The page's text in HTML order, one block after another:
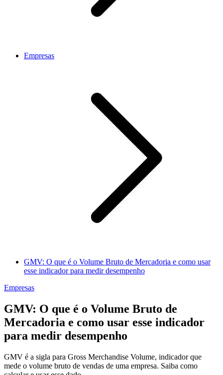
Empresas
GMV: O que é o Volume Bruto de Mercadoria e como usar
esse indicador para medir desempenho
Empresas
GMV: O que é o Volume Bruto de
Mercadoria e como usar esse indicador
para medir desempenho
GMV é a sigla para Gross Merchandise Volume, indicador que
mede o volume bruto de vendas de uma empresa. Saiba como